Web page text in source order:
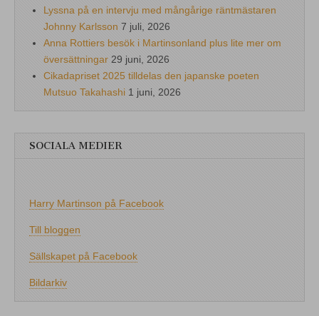
Lyssna på en intervju med mångårige räntmästaren
Johnny Karlsson 7 juli, 2026
Anna Rottiers besök i Martinsonland plus lite mer om
översättningar 29 juni, 2026
Cikadapriset 2025 tilldelas den japanske poeten
Mutsuo Takahashi 1 juni, 2026
SOCIALA MEDIER
Harry Martinson på Facebook
Till bloggen
Sällskapet på Facebook
Bildarkiv